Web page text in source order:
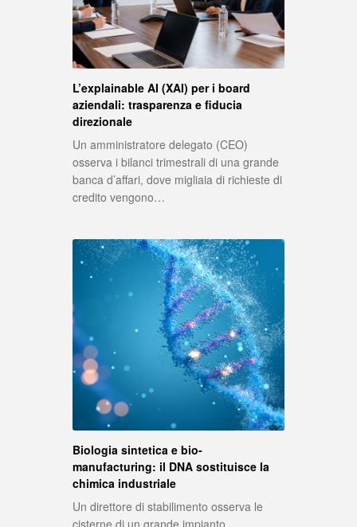
L’explainable AI (XAI) per i board
aziendali: trasparenza e fiducia
direzionale
Un amministratore delegato (CEO)
osserva i bilanci trimestrali di una grande
banca d’affari, dove migliaia di richieste di
credito vengono…
Biologia sintetica e bio-
manufacturing: il DNA sostituisce la
chimica industriale
Un direttore di stabilimento osserva le